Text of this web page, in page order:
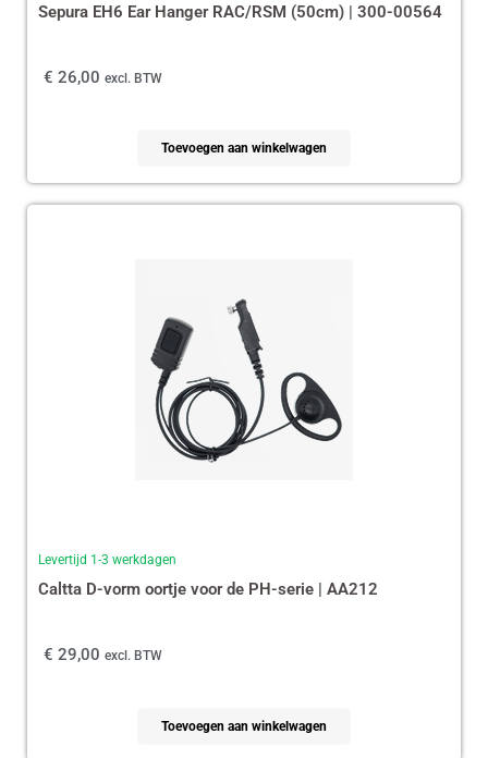
Sepura EH6 Ear Hanger RAC/RSM (50cm) | 300-00564
€ 26,00 excl. BTW
Toevoegen aan winkelwagen
Levertijd 1-3 werkdagen
Caltta D-vorm oortje voor de PH-serie | AA212
€ 29,00 excl. BTW
Toevoegen aan winkelwagen